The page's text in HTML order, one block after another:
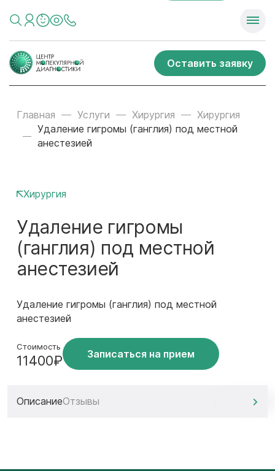
Оставить заявку
Главная Услуги Хирургия
Хирургия
Удаление гигромы (ганглия) под местной
анестезией
Хирургия
Удаление гигромы
(ганглия) под местной
анестезией
Удаление гигромы (ганглия) под местной
анестезией
Стоимость
11400₽ Записаться на прием
ОписаниеОтзывы